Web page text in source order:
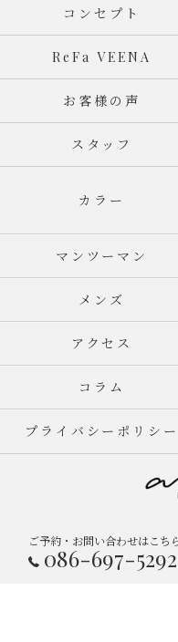
ご予約・お問い合わせはこち
086-697-5292
コンセプト
ReFa VEENA
お客様の声
スタッフ
カラー
マンツーマン
メンズ
アクセス
コラム
プライバシーポリシー
© 2026 岡山県倉敷市真備町